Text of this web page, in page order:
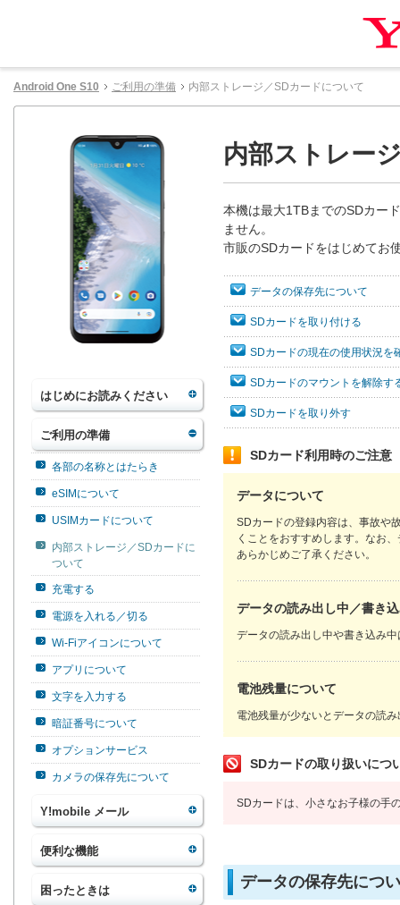
Android One S10 ご利用の準備 内部ストレージ／SDカードについて
はじめにお読みください
ご利用の準備
各部の名称とはたらき
eSIMについて
USIMカードについて
内部ストレージ／SDカードに
ついて
充電する
電源を入れる／切る
Wi-Fiアイコンについて
アプリについて
文字を入力する
暗証番号について
オプションサービス
カメラの保存先について
Y!mobile メール
便利な機能
困ったときは
内部ストレー
本機は最大1TBまでのSDカー
ません。
市販のSDカードをはじめてお
データの保存先について
SDカードを取り付ける
SDカードの現在の使用状況を
SDカードのマウントを解除す
SDカードを取り外す
SDカード利用時のご注意
データについて
SDカードの登録内容は、事故や
くことをおすすめします。なお
あらかじめご了承ください。
データの読み出し中／書き
データの読み出し中や書き込み
電池残量について
電池残量が少ないとデータの読
SDカードの取り扱いにつ
SDカードは、小さなお子様の手
データの保存先につ